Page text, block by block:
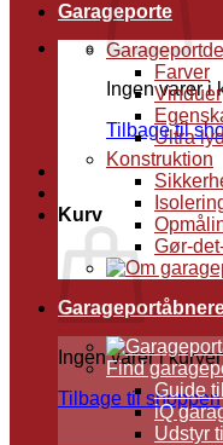
Ingen varer i
Tilbage til
Kurv
Ingen varer i
Tilbage til shoppen
Garageporte
Farver
Vinduer
Ultra
Konstruktion
Gør-
Find
Guide
iQ
Udstyr